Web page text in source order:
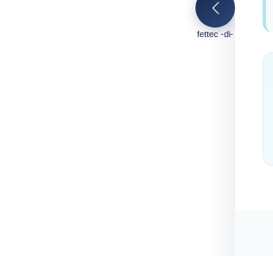
fettec -di-